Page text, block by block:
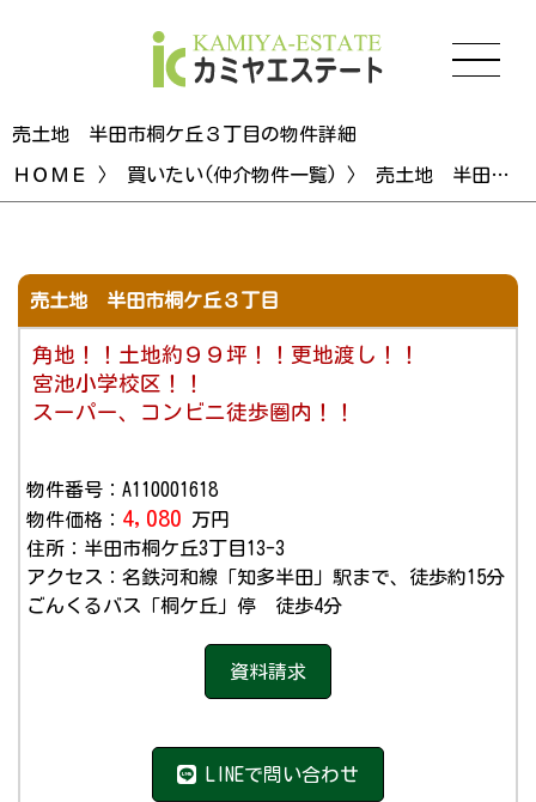
売土地 半田市桐ケ丘３丁目の物件詳細
ＨＯＭＥ 〉 買いたい(仲介物件一覧) 〉 売土地 半田市桐ケ丘３丁目の物件詳細
売土地 半田市桐ケ丘３丁目
角地！！土地約９９坪！！更地渡し！！
宮池小学校区！！
スーパー、コンビニ徒歩圏内！！
物件番号：A110001618
物件価格： 4,080 万円
住所：半田市桐ケ丘3丁目13-3
アクセス：名鉄河和線「知多半田」駅まで、徒歩約15分
ごんくるバス「桐ケ丘」停 徒歩4分
資料請求
LINEで問い合わせ